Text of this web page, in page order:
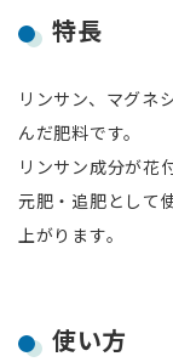
特長
リンサン、マグネ
んだ肥料です。
リンサン成分が花
元肥・追肥として
上がります。
使い方